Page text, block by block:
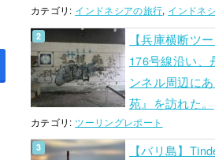
カテゴリ: インドネシアの旅行, インドネ
【兵庫横断ツ
176号線沿い、
ンネル周辺に
苑』を訪れた。
カテゴリ: ツーリングレポート
【バリ島】